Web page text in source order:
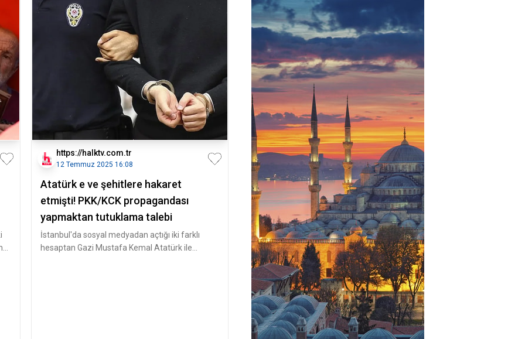
https://halktv.com.tr
12 Temmuz 2025 16:08
Atatürk e ve şehitlere hakaret
etmişti! PKK/KCK propagandası
yapmaktan tutuklama talebi
İstanbul'da sosyal medyadan açtığı iki farklı
hesaptan Gazi Mustafa Kemal Atatürk ile